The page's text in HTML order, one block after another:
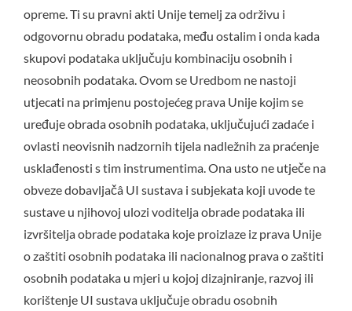
opreme. Ti su pravni akti Unije temelj za održivu i
odgovornu obradu podataka, među ostalim i onda kada
skupovi podataka uključuju kombinaciju osobnih i
neosobnih podataka. Ovom se Uredbom ne nastoji
utjecati na primjenu postojećeg prava Unije kojim se
uređuje obrada osobnih podataka, uključujući zadaće i
ovlasti neovisnih nadzornih tijela nadležnih za praćenje
usklađenosti s tim instrumentima. Ona usto ne utječe na
obveze dobavljačâ UI sustava i subjekata koji uvode te
sustave u njihovoj ulozi voditelja obrade podataka ili
izvršitelja obrade podataka koje proizlaze iz prava Unije
o zaštiti osobnih podataka ili nacionalnog prava o zaštiti
osobnih podataka u mjeri u kojoj dizajniranje, razvoj ili
korištenje UI sustava uključuje obradu osobnih